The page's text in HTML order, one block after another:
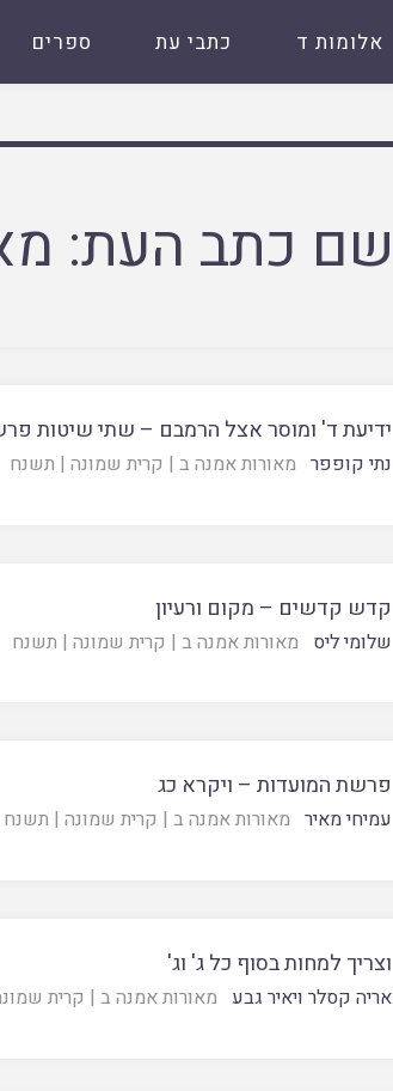
אלומות ד כתבי עת ספרים
שם כתב העת:
ידיעת ד' ומוסר אצל הרמבם – שתי שיטות
נתי קופפר מאורות אמנה ב | קרית שמונה | תשנח
קדש קדשים – מקום ורעיון
שלומי ליס מאורות אמנה ב | קרית שמונה | תשנח
פרשת המועדות – ויקרא כג
עמיחי מאיר מאורות אמנה ב | קרית שמונה | תשנח
וצריך למחות בסוף כל ג' וג'
אריה קסלר ויאיר גבע מאורות אמנה ב | קרית